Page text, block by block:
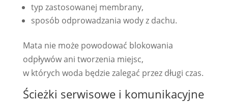
typ zastosowanej membrany,
sposób odprowadzania wody z dachu.
Mata nie może powodować blokowania
odpływów ani tworzenia miejsc,
w których woda będzie zalegać przez długi czas.
Ścieżki serwisowe i komunikacyjne